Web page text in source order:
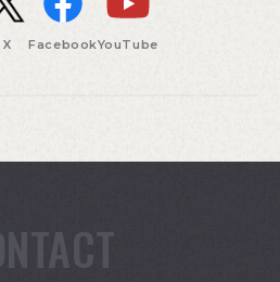
X FacebookYouTube